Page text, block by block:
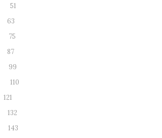
51
63
75
87
99
110
121
132
143